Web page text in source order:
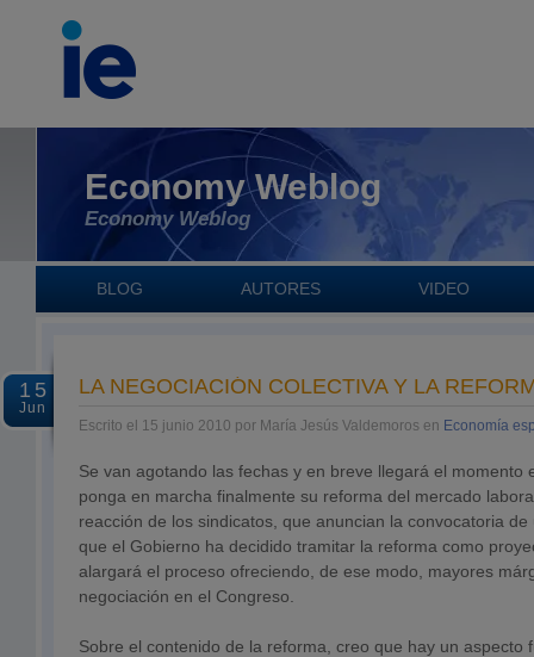
Economy Weblog
Economy Weblog
BLOG AUTORES VIDEO
15
Jun
LA NEGOCIACIÓN COLECTIVA Y LA
Escrito el 15 junio 2010 por María Jesús Valdemoros en Economía
Se van agotando las fechas y en breve llegará el momento
ponga en marcha finalmente su reforma del mercado
reacción de los sindicatos, que anuncian la convocatoria
que el Gobierno ha decidido tramitar la reforma como
alargará el proceso ofreciendo, de ese modo, mayores
negociación en el Congreso.
Sobre el contenido de la reforma, creo que hay un aspecto